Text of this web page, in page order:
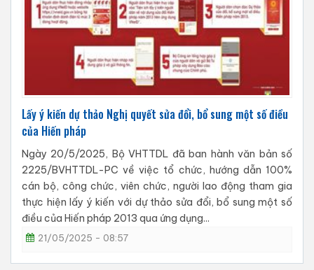
Lấy ý kiến dự thảo Nghị quyết sửa đổi, bổ sung một số điều
của Hiến pháp
Ngày 20/5/2025, Bộ VHTTDL đã ban hành văn bản số
2225/BVHTTDL-PC về việc tổ chức, hướng dẫn 100%
cán bộ, công chức, viên chức, người lao động tham gia
thực hiện lấy ý kiến với dự thảo sửa đổi, bổ sung một số
điều của Hiến pháp 2013 qua ứng dụng...
21/05/2025 - 08:57